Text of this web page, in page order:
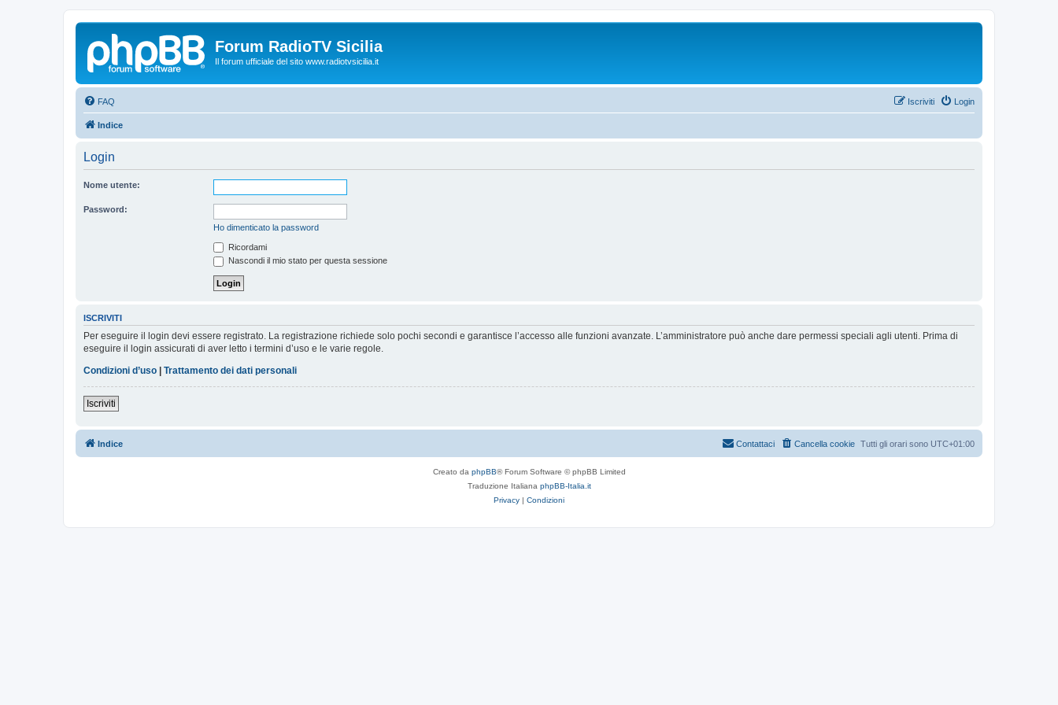
Forum RadioTV Sicilia
Il forum ufficiale del sito www.radiotvsicilia.it
FAQ Login
Iscriviti
Indice
Login
Nome utente:
Password:
Ho dimenticato la password
Ricordami
Nascondi il mio stato per questa sessione
ISCRIVITI
Per eseguire il login devi essere registrato. La registrazione richiede solo pochi secondi e garantisce l’accesso alle funzioni avanzate. L’amministratore può anche dare permessi speciali agli utenti. Prima di
eseguire il login assicurati di aver letto i termini d’uso e le varie regole.
Condizioni d’uso
Trattamento dei dati personali
Iscriviti
Indice Tutti gli orari sono UTC+01:00
Cancella cookie
Contattaci
Creato da phpBB® Forum Software © phpBB Limited
Traduzione Italiana phpBB-Italia.it
Privacy | Condizioni